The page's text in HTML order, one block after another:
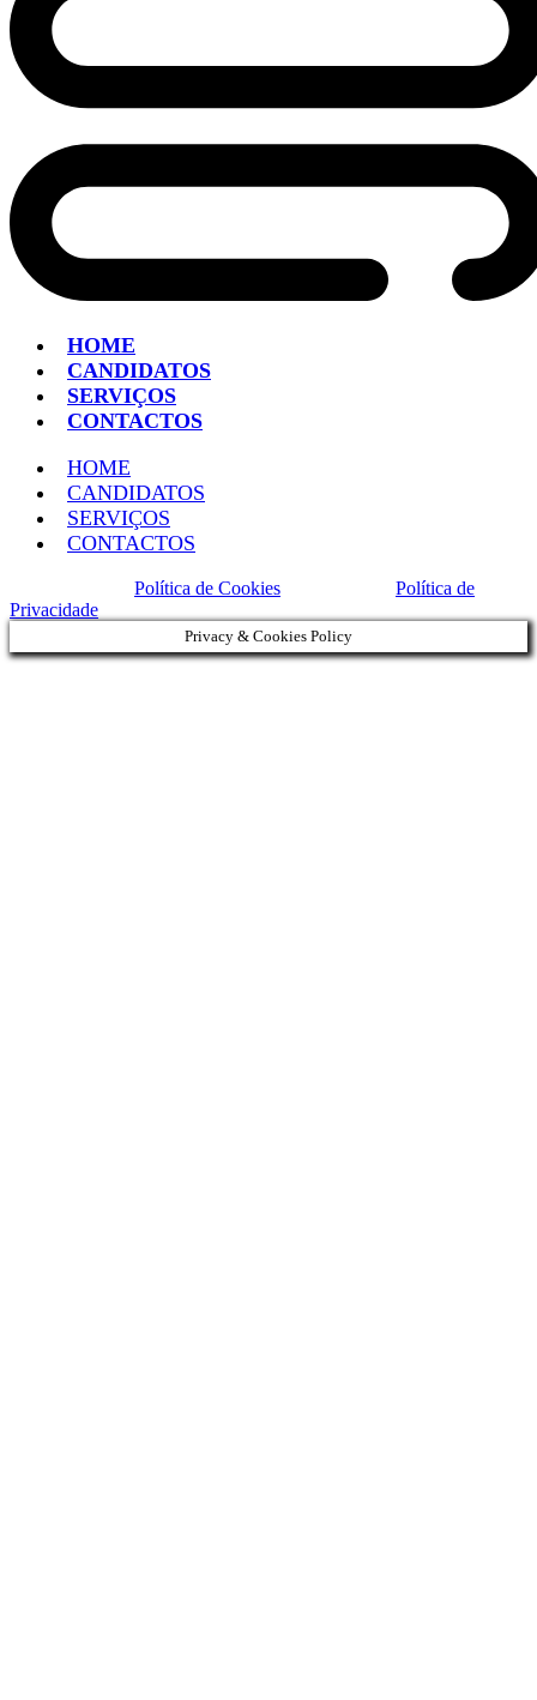
HOME
CANDIDATOS
SERVIÇOS
CONTACTOS
HOME
CANDIDATOS
SERVIÇOS
CONTACTOS
Política de Cookies
Política de
Privacidade
Privacy & Cookies Policy